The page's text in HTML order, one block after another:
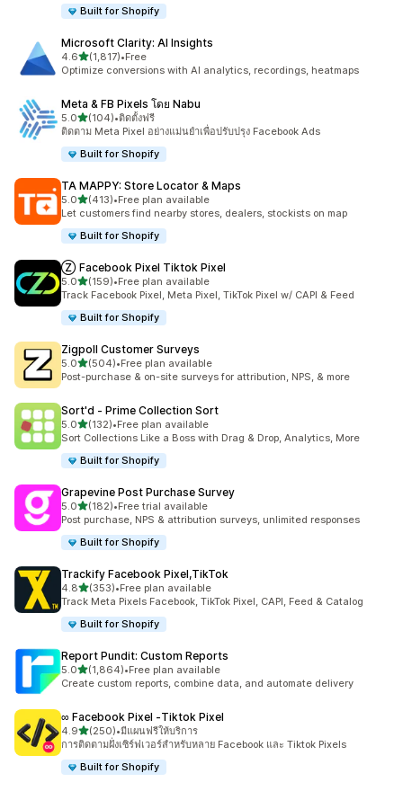
Built for Shopify
Microsoft Clarity: AI Insights
4.6เต็ม 5 ดาว
(1,817)
ทั้งหมด 1817 รีวิว
•Free
Optimize conversions with AI analytics, recordings, heatmaps
Meta & FB Pixels โดย Nabu
5.0เต็ม 5 ดาว
(104)
ทั้งหมด 104 รีวิว
•ติดตั้งฟรี
ติดตาม Meta Pixel อย่างแม่นยำเพื่อปรับปรุง Facebook Ads
Built for Shopify
TA MAPPY: Store Locator & Maps
5.0เต็ม 5 ดาว
(413)
ทั้งหมด 413 รีวิว
•Free plan available
Let customers find nearby stores, dealers, stockists on map
Built for Shopify
Ⓩ Facebook Pixel Tiktok Pixel
5.0เต็ม 5 ดาว
(159)
ทั้งหมด 159 รีวิว
•Free plan available
Track Facebook Pixel, Meta Pixel, TikTok Pixel w/ CAPI & Feed
Built for Shopify
Zigpoll Customer Surveys
5.0เต็ม 5 ดาว
(504)
ทั้งหมด 504 รีวิว
•Free plan available
Post-purchase & on-site surveys for attribution, NPS, & more
Sort'd ‑ Prime Collection Sort
5.0เต็ม 5 ดาว
(132)
ทั้งหมด 132 รีวิว
•Free plan available
Sort Collections Like a Boss with Drag & Drop, Analytics, More
Built for Shopify
Grapevine Post Purchase Survey
5.0เต็ม 5 ดาว
(182)
ทั้งหมด 182 รีวิว
•Free trial available
Post purchase, NPS & attribution surveys, unlimited responses
Built for Shopify
Trackify Facebook Pixel,TikTok
4.8เต็ม 5 ดาว
(353)
ทั้งหมด 353 รีวิว
•Free plan available
Track Meta Pixels Facebook, TikTok Pixel, CAPI, Feed & Catalog
Built for Shopify
Report Pundit: Custom Reports
5.0เต็ม 5 ดาว
(1,864)
ทั้งหมด 1864 รีวิว
•Free plan available
Create custom reports, combine data, and automate delivery
∞ Facebook Pixel ‑Tiktok Pixel
4.9เต็ม 5 ดาว
(250)
ทั้งหมด 250 รีวิว
•มีแผนฟรีให้บริการ
การติดตามฝั่งเซิร์ฟเวอร์สำหรับหลาย Facebook และ Tiktok Pixels
Built for Shopify